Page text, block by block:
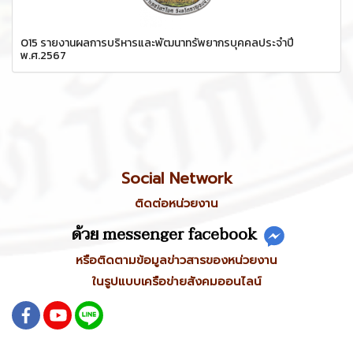
O15 รายงานผลการบริหารและพัฒนาทรัพยากรบุคคลประจำปี
พ.ศ.2567
Social Network
ติดต่อหน่วยงาน
ด้วย messenger facebook
หรือติดตามข้อมูลข่าวสารของหน่วยงาน
ในรูปแบบเครือข่ายสังคมออนไลน์